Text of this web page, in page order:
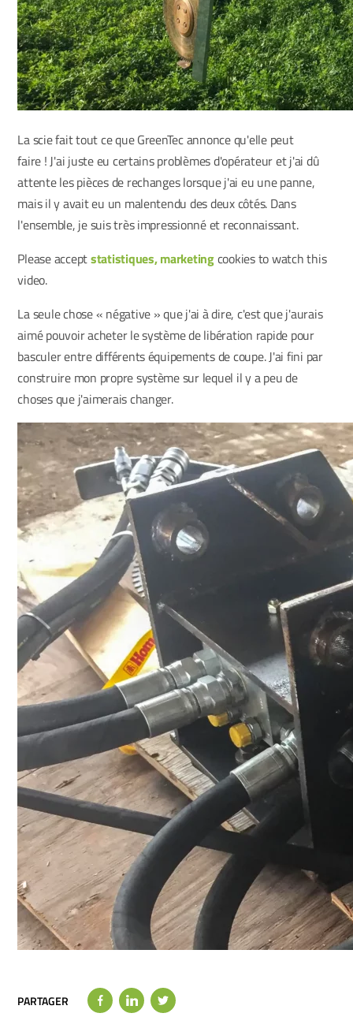
La scie fait tout ce que GreenTec annonce qu'elle peut
faire ! J'ai juste eu certains problèmes d'opérateur et j'ai dû
attente les pièces de rechanges lorsque j'ai eu une panne,
mais il y avait eu un malentendu des deux côtés. Dans
l'ensemble, je suis très impressionné et reconnaissant.
Please acceptstatistiques, marketingcookies to watch this
video.
La seule chose « négative » que j'ai à dire, c'est que j'aurais
aimé pouvoir acheter le système de libération rapide pour
basculer entre différents équipements de coupe. J'ai fini par
construire mon propre système sur lequel il y a peu de
choses que j'aimerais changer.
PARTAGER